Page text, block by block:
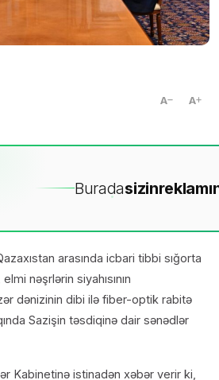
A A
Buradasizin
arasında icbari tibbi sığorta
nəşrlərin siyahısının
dənizinin dibi ilə fiber-optik rabitə
Sazişin təsdiqinə dair sənədlər
Kabinetinə istinadən xəbər verir ki,